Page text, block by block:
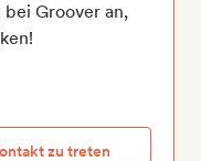
Groover an,
zu treten